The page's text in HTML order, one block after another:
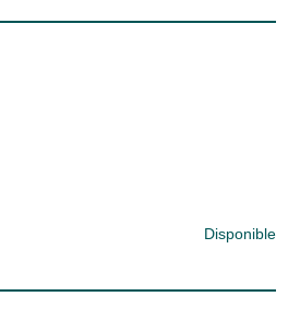
Disponible